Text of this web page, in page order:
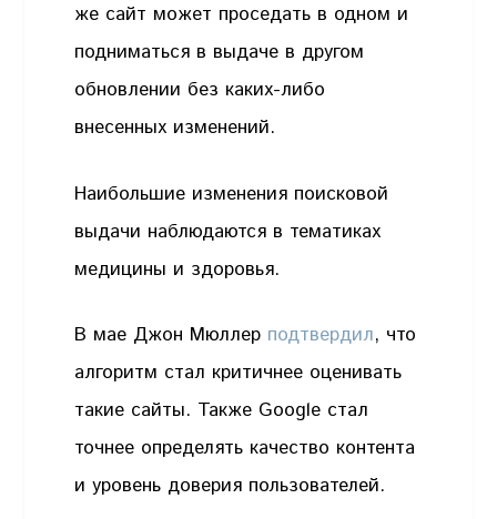
же сайт может проседать в одном и
подниматься в выдаче в другом
обновлении без каких-либо
внесенных изменений.
Наибольшие изменения поисковой
выдачи наблюдаются в тематиках
медицины и здоровья.
В мае Джон Мюллер подтвердил, что
алгоритм стал критичнее оценивать
такие сайты. Также Google стал
точнее определять качество контента
и уровень доверия пользователей.